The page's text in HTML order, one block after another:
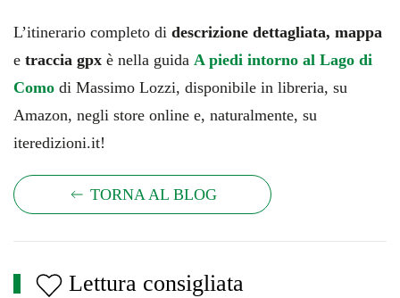
L’itinerario completo di descrizione dettagliata, mappa
e traccia gpx è nella guida A piedi intorno al Lago di
Como di Massimo Lozzi, disponibile in libreria, su
Amazon, negli store online e, naturalmente, su
iteredizioni.it!
TORNA AL BLOG
Lettura consigliata